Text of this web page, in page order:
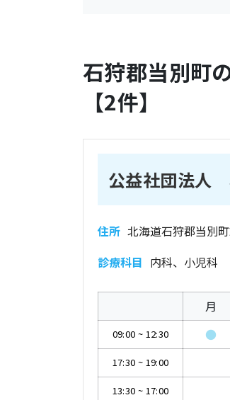
石狩郡当別町
【2件】
公益社団法人
住所 北海道石狩郡当別
診療科目 内科、小児科
月
09:00 ~ 12:30 ●
17:30 ~ 19:00
13:30 ~ 17:00